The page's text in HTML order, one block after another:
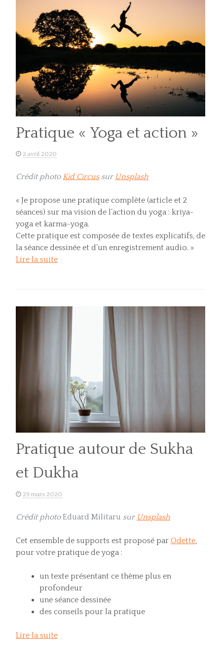
Pratique « Yoga et action »
2 avril 2020
Crédit photo Kid Circussur Unsplash
« Je propose une pratique complète (article et 2
séances) sur ma vision de l’action du yoga : kriya-
yoga et karma-yoga.
Cette pratique est composée de textes explicatifs, de
la séance dessinée et d’un enregistrement audio. »
Lire la suite
Pratique autour de Sukha
et Dukha
29 mars 2020
Crédit photoEduard Militaru sur Unsplash
Cet ensemble de supports est proposé par Odette,
pour votre pratique de yoga :
un texte présentant ce thème plus en
profondeur
une séance dessinée
des conseils pour la pratique
Lire la suite